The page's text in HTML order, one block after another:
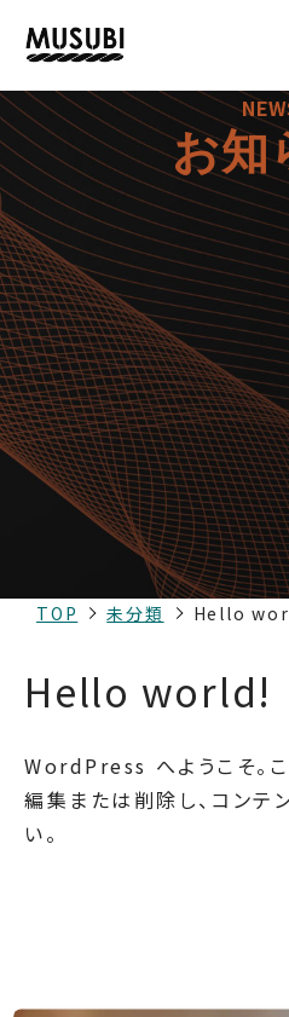
お知
TOP 未分類 Hello
Hello world!
WordPress へようこそ。
編集または削除し、コンテ
い。